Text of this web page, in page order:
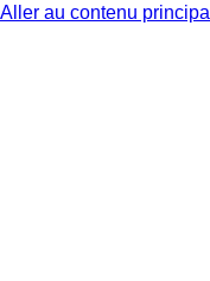
Aller au contenu principal